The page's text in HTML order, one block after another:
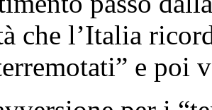
che l’Italia
e poi